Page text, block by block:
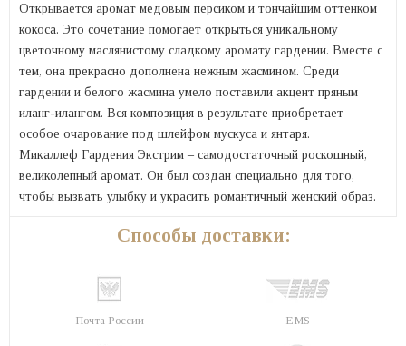
Открывается аромат медовым персиком и тончайшим оттенком
кокоса. Это сочетание помогает открыться уникальному
цветочному маслянистому сладкому аромату гардении. Вместе с
тем, она прекрасно дополнена нежным жасмином. Среди
гардении и белого жасмина умело поставили акцент пряным
иланг-илангом. Вся композиция в результате приобретает
особое очарование под шлейфом мускуса и янтаря.
Микаллеф Гардения Экстрим – самодостаточный роскошный,
великолепный аромат. Он был создан специально для того,
чтобы вызвать улыбку и украсить романтичный женский образ.
Способы доставки:
Почта России EMS